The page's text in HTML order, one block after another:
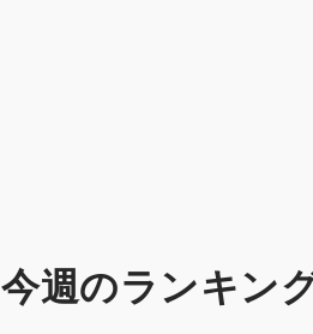
今週のランキン